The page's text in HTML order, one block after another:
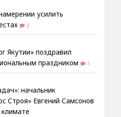
усилить
2
Якутии» поздравил
праздником
1
начальник
Строя» Евгений Самсонов